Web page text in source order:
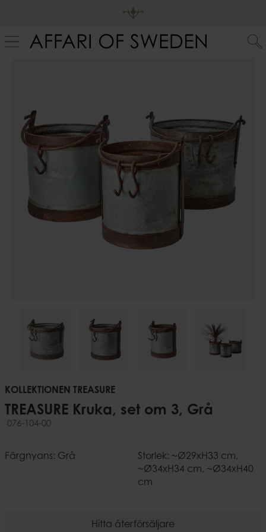
KOLLEKTIONEN TREASURE
TREASURE Kruka, set om 3, Grå
076-104-00
Färgnyans: Grå
Storlek: ~Ø29xH33 cm,
~Ø34xH34 cm, ~Ø34xH40
cm
Hitta återförsäljare